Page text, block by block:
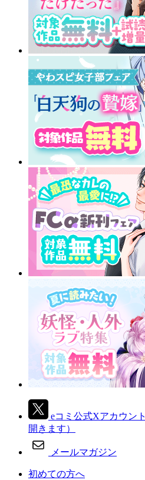
eコミ公式Xアカウント
開きます）
メールマガジン
初めての方へ